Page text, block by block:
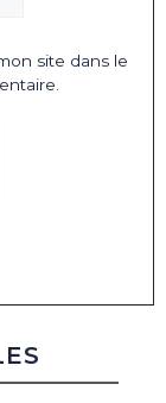
site dans le